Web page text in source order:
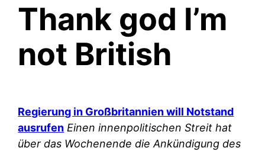
Thank god I’m
not British
Regierung in Großbritannien will Notstand
ausrufen Einen innenpolitischen Streit hat
über das Wochenende die Ankündigung des